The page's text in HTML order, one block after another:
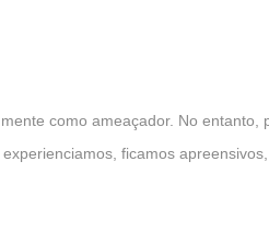
como ameaçador. No entanto,
ficamos